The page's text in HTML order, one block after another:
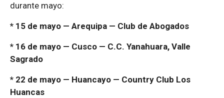
durante mayo:
* 15 de mayo — Arequipa — Club de Abogados
* 16 de mayo — Cusco — C.C. Yanahuara, Valle
Sagrado
* 22 de mayo — Huancayo — Country Club Los
Huancas